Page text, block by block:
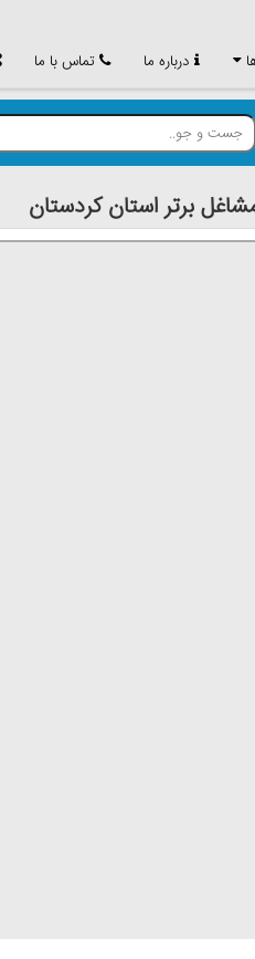
درباره ما تماس با ما
برتر استان كردستان